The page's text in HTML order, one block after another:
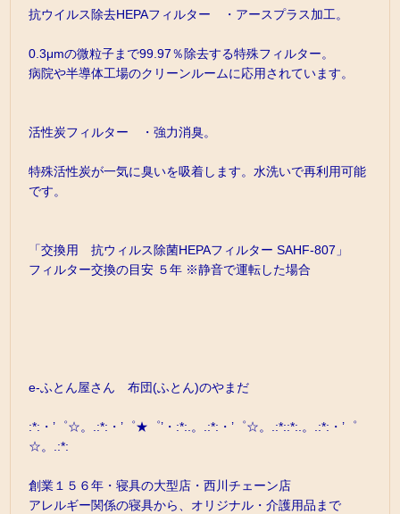
抗ウイルス除去HEPAフィルター ・アースプラス加工。
0.3μmの微粒子まで99.97％除去する特殊フィルター。
病院や半導体工場のクリーンルームに応用されています。
活性炭フィルター ・強力消臭。
特殊活性炭が一気に臭いを吸着します。水洗いで再利用可能
です。
「交換用 抗ウィルス除菌HEPAフィルター SAHF-807」
フィルター交換の目安 ５年 ※静音で運転した場合
e-ふとん屋さん 布団(ふとん)のやまだ
:*:・’゜☆。.:*:・’゜★゜’・:*:.。.:*:・’゜☆。.:*::*:.。.:*:・’゜
☆。.:*:
創業１５６年・寝具の大型店・西川チェーン店
アレルギー関係の寝具から、オリジナル・介護用品まで